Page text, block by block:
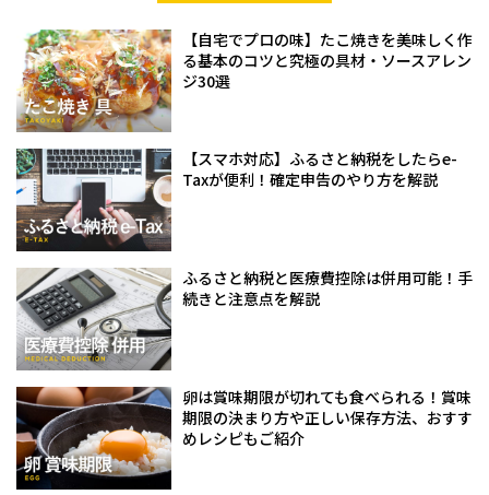
【自宅でプロの味】たこ焼きを美味しく作
る基本のコツと究極の具材・ソースアレン
ジ30選
【スマホ対応】ふるさと納税をしたらe-
Taxが便利！確定申告のやり方を解説
ふるさと納税と医療費控除は併用可能！手
続きと注意点を解説
卵は賞味期限が切れても食べられる！賞味
期限の決まり方や正しい保存方法、おすす
めレシピもご紹介